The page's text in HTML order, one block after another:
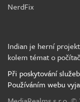
NerdFix
Indian je herní
kolem témat o
Při poskytování
Používáním webu